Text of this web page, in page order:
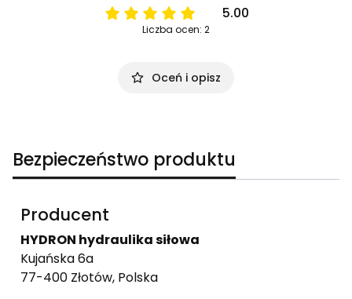
5.00
Liczba ocen: 2
Oceń i opisz
Bezpieczeństwo produktu
Producent
HYDRON hydraulika siłowa
Kujańska 6a
77-400 Złotów, Polska